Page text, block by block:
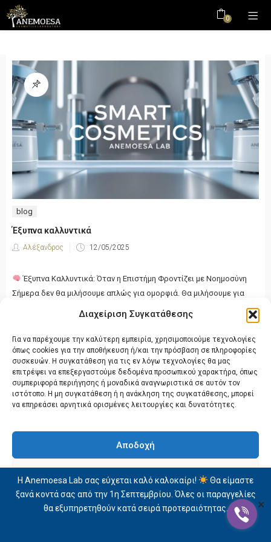
Διαχείριση Συγκατάθεσης
Για να παρέχουμε την καλύτερη εμπειρία, χρησιμοποιούμε τεχνολογίες
όπως cookies για την αποθήκευση ή/και την πρόσβαση σε πληροφορίες
συσκευών. Η συγκατάθεση για τις εν λόγω τεχνολογίες θα μας
επιτρέψει να επεξεργαστούμε δεδομένα προσωπικού χαρακτήρα, όπως
συμπεριφορά περιήγησης ή μοναδικά αναγνωριστικά σε αυτόν τον
ιστότοπο. Η μη συγκατάθεση ή η ανάκληση της συγκατάθεσης, μπορεί
να επηρεάσει αρνητικά ορισμένες λειτουργίες και δυνατότητες.
Αποδοχή
Προβολή προτιμήσεων
Η Anemoesa Lab σας εύχεται καλό καλοκαίρι!
Θα είμαστε
ξανά κοντά σας από την 1η Σεπτεμβρίου. Όλες οι παραγγελίες
θα εξυπηρετηθούν κατά σειρά προτεραιότητας.
✕
0
blog
Έξυπνα καλλυντικά
Αλέξανδρος 12/05/2025
Έξυπνα Καλλυντικά: Όταν η Επιστήμη Φροντίζει με Νοημοσύνη
Σήμερα δεν θα μιλήσουμε απλώς για ομορφιά. Θα μιλήσουμε για
CONTINUE READING